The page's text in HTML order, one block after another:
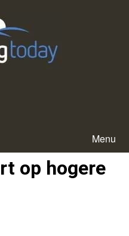
Menu
op hogere